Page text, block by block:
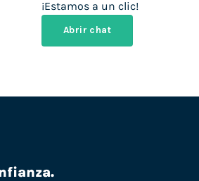
¡Estamos a un clic!
Abrir chat